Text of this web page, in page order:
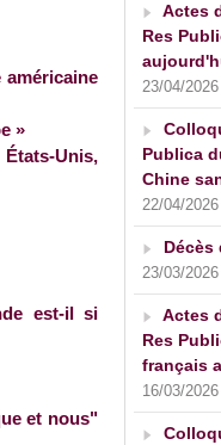
américaine
»
Unis,
est-il si
et nous"
Actes
Res
23/04/2026
Publica
Chine
22/04/2026
Décès
23/03/2026
Actes
Res
français
16/03/2026